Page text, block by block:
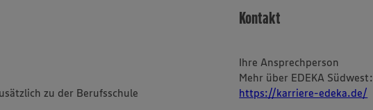
zu der Berufsschule
Kontakt
Ihre Ansprechperson
Mehr über EDEKA Südwest:
https://karriere-edeka.de/